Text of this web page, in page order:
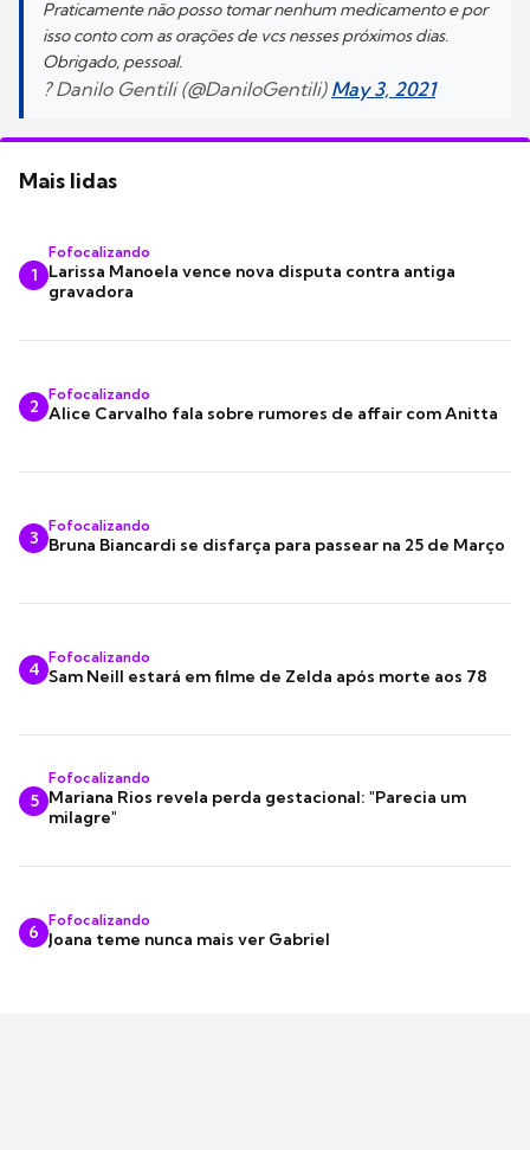
Praticamente não posso tomar nenhum medicamento e por
isso conto com as orações de vcs nesses próximos dias.
Obrigado, pessoal.
? Danilo Gentili (@DaniloGentili) May 3, 2021
Mais lidas
1
Fofocalizando
Larissa Manoela vence nova disputa contra antiga
gravadora
2
Fofocalizando
Alice Carvalho fala sobre rumores de affair com Anitta
3
Fofocalizando
Bruna Biancardi se disfarça para passear na 25 de Março
4
Fofocalizando
Sam Neill estará em filme de Zelda após morte aos 78
5
Fofocalizando
Mariana Rios revela perda gestacional: "Parecia um
milagre"
6
Fofocalizando
Joana teme nunca mais ver Gabriel